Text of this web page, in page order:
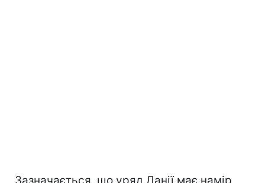
Зазначається, що уряд Данії має намір